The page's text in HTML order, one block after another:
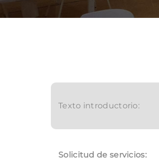
Texto introductorio:
Solicitud de servicios: